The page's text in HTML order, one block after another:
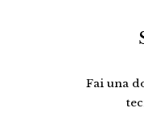
Fai una